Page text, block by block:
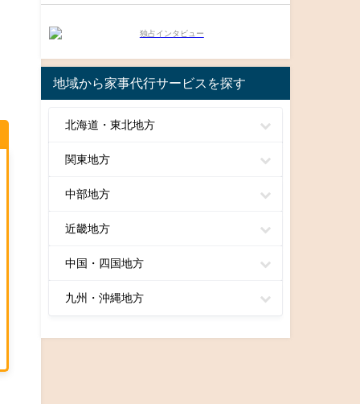
地域から家事代行サービスを探す
北海道・東北地方
関東地方
中部地方
近畿地方
中国・四国地方
九州・沖縄地方